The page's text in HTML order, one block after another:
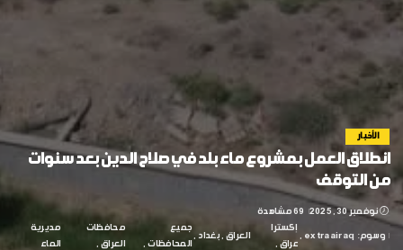
الأخبار
انطلاق العمل بمشروع ماء بلد في صلاح الدين بعد سنوات
من التوقف
نوفمبر 30, 2025 69 مشاهدة
وسوم: extraairaq
إكسترا
عراق
العراق بغداد
جميع
المحافظات
محافظات
العراق
مديرية
الماء